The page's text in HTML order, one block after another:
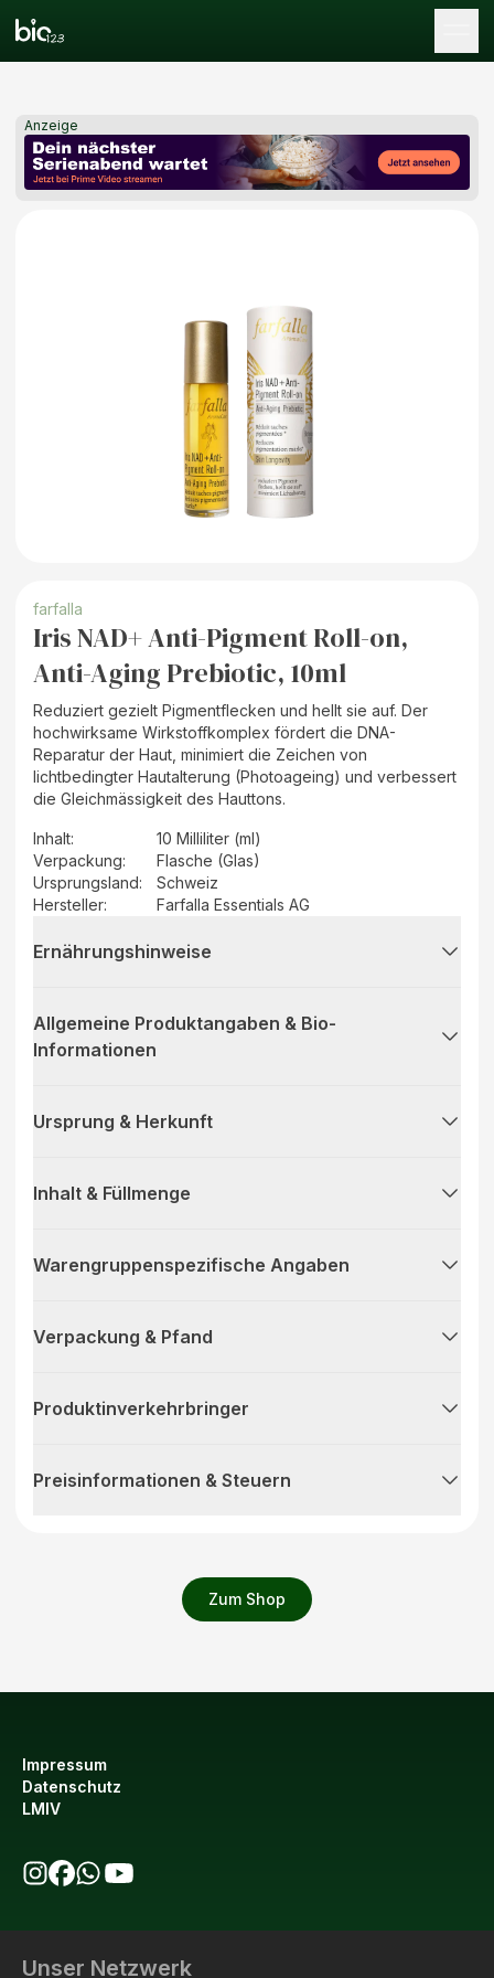
Anzeige
Zum Shop
farfalla
Iris NAD+ Anti-Pigment Roll-on,
Anti-Aging Prebiotic, 10ml
Reduziert gezielt Pigmentflecken und hellt sie auf. Der
hochwirksame Wirkstoffkomplex fördert die DNA-
Reparatur der Haut, minimiert die Zeichen von
lichtbedingter Hautalterung (Photoageing) und verbessert
die Gleichmässigkeit des Hauttons.
Inhalt:
10 Milliliter (ml)
Verpackung:
Flasche (Glas)
Ursprungsland:
Schweiz
Hersteller: Farfalla Essentials AG
Ernährungshinweise
Allgemeine Produktangaben & Bio-
Informationen
Ursprung & Herkunft
Inhalt & Füllmenge
Warengruppenspezifische Angaben
Verpackung & Pfand
Produktinverkehrbringer
Preisinformationen & Steuern
Impressum
Datenschutz
LMIV
Unser Netzwerk